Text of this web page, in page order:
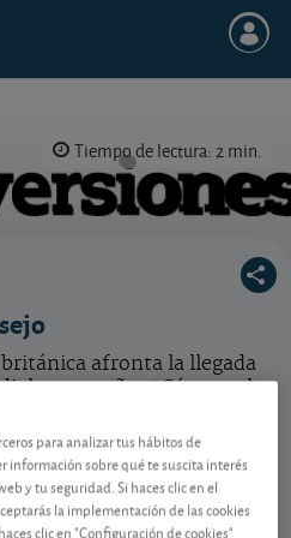
Tiempo de lectura: 2 min.
afronta la llegada
este año. ¿Cómo se lo
a SOCIOS
para analizar tus hábitos de
información sobre qué te suscita interés
y tu seguridad. Si haces clic en el
la implementación de las cookies
clic en "Configuración de cookies"